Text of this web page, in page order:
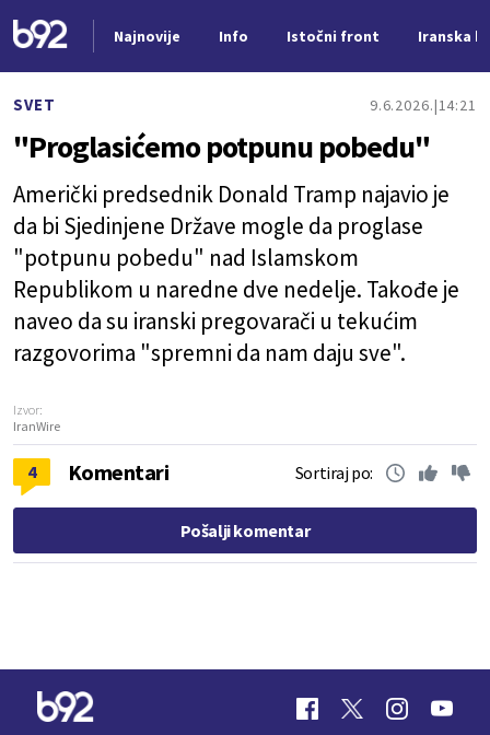
Najnovije Info Istočni front Iranska
SVET 9.6.2026. 14:21
"Proglasićemo potpunu pobedu"
Američki predsednik Donald Tramp najavio je
da bi Sjedinjene Države mogle da proglase
"potpunu pobedu" nad Islamskom
Republikom u naredne dve nedelje. Takođe je
naveo da su iranski pregovarači u tekućim
razgovorima "spremni da nam daju sve".
Izvor:
IranWire
4 Komentari Sortiraj po:
Pošalji komentar